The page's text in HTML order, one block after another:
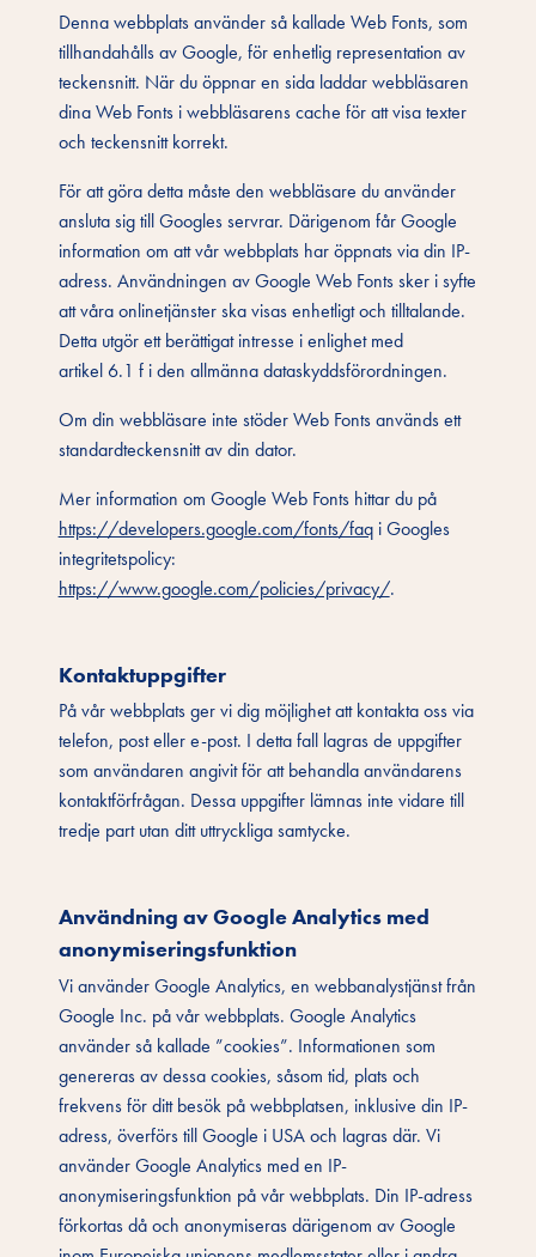
Denna webbplats använder så kallade Web Fonts, som
tillhandahålls av Google, för enhetlig representation av
teckensnitt. När du öppnar en sida laddar webbläsaren
dina Web Fonts i webbläsarens cache för att visa texter
och teckensnitt korrekt.
För att göra detta måste den webbläsare du använder
ansluta sig till Googles servrar. Därigenom får Google
information om att vår webbplats har öppnats via din IP-
adress. Användningen av Google Web Fonts sker i syfte
att våra onlinetjänster ska visas enhetligt och tilltalande.
Detta utgör ett berättigat intresse i enlighet med
artikel 6.1 f i den allmänna dataskyddsförordningen.
Om din webbläsare inte stöder Web Fonts används ett
standardteckensnitt av din dator.
Mer information om Google Web Fonts hittar du på
https://developers.google.com/fonts/faqi Googles
integritetspolicy:
https://www.google.com/policies/privacy/.
Kontaktuppgifter
På vår webbplats ger vi dig möjlighet att kontakta oss via
telefon, post eller e-post. I detta fall lagras de uppgifter
som användaren angivit för att behandla användarens
kontaktförfrågan. Dessa uppgifter lämnas inte vidare till
tredje part utan ditt uttryckliga samtycke.
Användning av Google Analytics med
anonymiseringsfunktion
Vi använder Google Analytics, en webbanalystjänst från
Google Inc. på vår webbplats. Google Analytics
använder så kallade ”cookies”. Informationen som
genereras av dessa cookies, såsom tid, plats och
frekvens för ditt besök på webbplatsen, inklusive din IP-
adress, överförs till Google i USA och lagras där. Vi
använder Google Analytics med en IP-
anonymiseringsfunktion på vår webbplats. Din IP-adress
förkortas då och anonymiseras därigenom av Google